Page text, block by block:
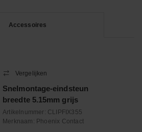
aansluiting 2
Accessoires
Vergelijken
Snelmontage-eindsteun
breedte 5.15mm grijs
Artikelnummer: CLIPFIX355
Merknaam: Phoenix Contact